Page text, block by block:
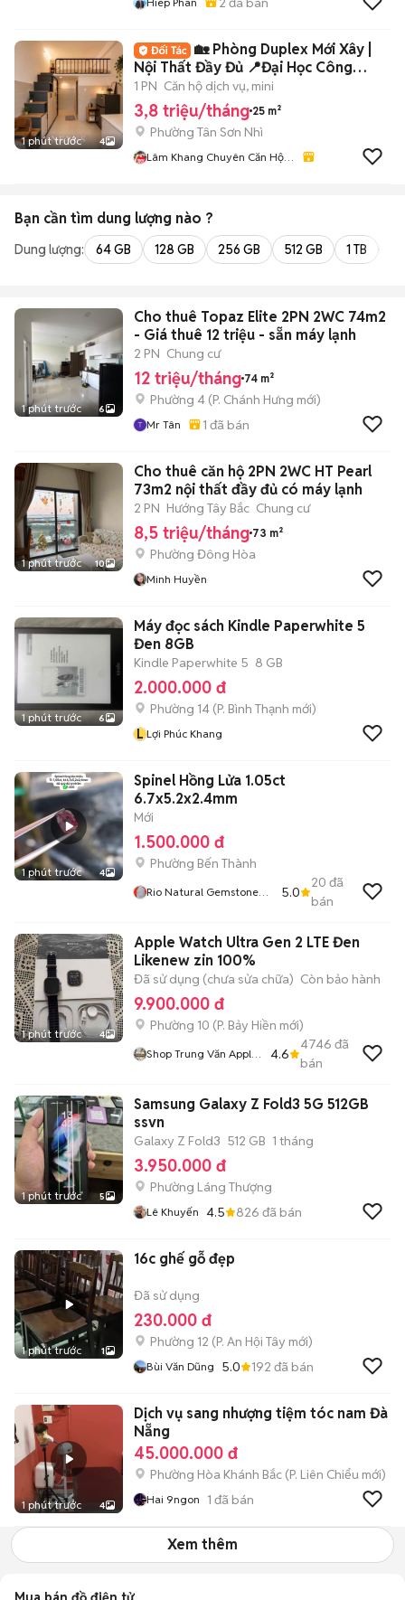
1 phút trước 4
🏡 Phòng Duplex Mới Xây |
Nội Thất Đầy Đủ 📍Đại Học Công
Thương
1 PN Căn hộ dịch vụ, mini
3,8 triệu/tháng 25 m²
Phường Tân Sơn Nhì
Lâm Khang Chuyên Căn Hộ
Bạn cần tìm dung lượng nào ?
Dung lượng: 64 GB 128 GB 256 GB 512 GB 1 TB
1 phút trước 6
Cho thuê Topaz Elite 2PN 2WC 74m2
- Giá thuê 12 triệu - sẵn máy lạnh
2 PN Chung cư
12 triệu/tháng 74 m²
Phường 4 (P. Chánh Hưng mới)
Mr Tân 1 đã bán
1 phút trước 10
Cho thuê căn hộ 2PN 2WC HT Pearl
73m2 nội thất đầy đủ có máy lạnh
2 PN Hướng Tây Bắc Chung cư
8,5 triệu/tháng 73 m²
Phường Đông Hòa
Minh Huyền
1 phút trước 6
Máy đọc sách Kindle Paperwhite 5
Đen 8GB
Kindle Paperwhite 5 8 GB
2.000.000 đ
Phường 14 (P. Bình Thạnh mới)
L Lợi Phúc Khang
1 phút trước 4
Spinel Hồng Lửa 1.05ct
6.7x5.2x2.4mm
Mới
1.500.000 đ
Phường Bến Thành
Rio Natural Gemstone
5.0
20 đã
bán
1 phút trước 4
Apple Watch Ultra Gen 2 LTE Đen
Likenew zin 100%
Đã sử dụng (chưa sửa chữa) Còn bảo hành
9.900.000 đ
Phường 10 (P. Bảy Hiền mới)
Shop Trung Văn Apple
4.6
4746 đã
bán
1 phút trước 5
Samsung Galaxy Z Fold3 5G 512GB
ssvn
Galaxy Z Fold3 512 GB 1 tháng
3.950.000 đ
Phường Láng Thượng
Lê Khuyến 4.5 826 đã bán
1 phút trước 1
16c ghế gỗ đẹp
Đã sử dụng
230.000 đ
Phường 12 (P. An Hội Tây mới)
Bùi Văn Dũng 5.0 192 đã bán
1 phút trước 4
Dịch vụ sang nhượng tiệm tóc nam Đà
Nẵng
45.000.000 đ
Phường Hòa Khánh Bắc (P. Liên Chiểu mới)
Hai 9ngon 1 đã bán
Xem thêm